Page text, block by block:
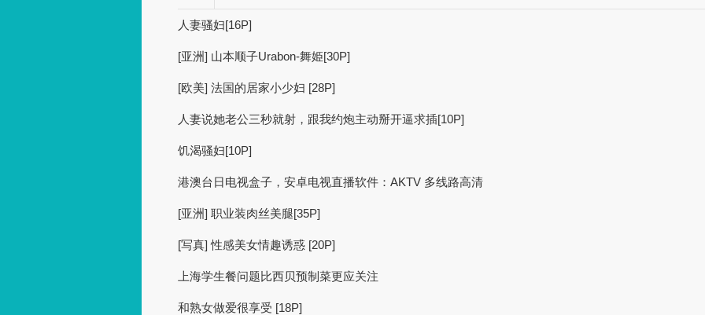
人妻骚妇[16P]
[亚洲] 山本顺子Urabon-舞姫[30P]
[欧美] 法国的居家小少妇 [28P]
人妻说她老公三秒就射，跟我约炮主动掰开逼求插[10P]
饥渴骚妇[10P]
港澳台日电视盒子，安卓电视直播软件：AKTV 多线路高清
[亚洲] 职业装肉丝美腿[35P]
[写真] 性感美女情趣诱惑 [20P]
上海学生餐问题比西贝预制菜更应关注
和熟女做爱很享受 [18P]